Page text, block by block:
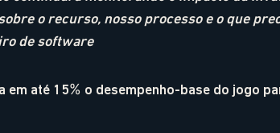
o recurso, nosso processo e o que
de software
em até 15% o desempenho-base do jogo